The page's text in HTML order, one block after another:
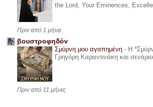
the Lord, Your Eminences,
Πριν από 1 μήνα
βουστροφηδόν
Σμύρνη μου αγαπημένη - Η
Γρηγόρη Καραντινάκη και
Πριν από 11 μήνες